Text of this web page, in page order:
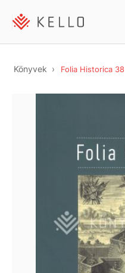
Könyvek Folia Historica 38